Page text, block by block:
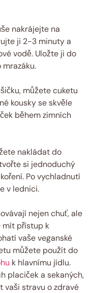
nakrájejte na
ji 2-3 minuty a
vodě. Uložte ji do
můžete cuketu
kousky se skvěle
během zimních
nakládat do
si jednoduchý
Po vychladnutí
v lednici.
nejen chuť, ale
mít přístup k
vaše veganské
můžete použít do
k hlavnímu jídlu.
placiček a sekaných,
vaši stravu o zdravé